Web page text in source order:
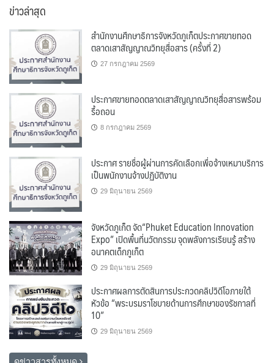
ข่าวล่าสุด
สำนักงานศึกษาธิการจังหวัดภูเก็ตประกาศขายทอด
ตลาดเสาสัญญาณวิทยุสื่อสาร (ครั้งที่ 2)
27 กรกฎาคม 2569
ประกาศขายทอดตลาดเสาสัญญาณวิทยุสื่อสารพร้อม
รื้อถอน
8 กรกฎาคม 2569
ประกาศ รายชื่อผู้ผ่านการคัดเลือกเพื่อจ้างเหมาบริการ
เป็นพนักงานจ้างปฏิบัติงาน
29 มิถุนายน 2569
จังหวัดภูเก็ต จัด“Phuket Education Innovation
Expo” เปิดพื้นที่นวัตกรรม จุดพลังการเรียนรู้ สร้าง
อนาคตเด็กภูเก็ต
29 มิถุนายน 2569
ประกาศผลการตัดสินการประกวดคลิปวิดีโอภายใต้
หัวข้อ “พระบรมราโชบายด้านการศึกษาของรัชกาลที่
10”
29 มิถุนายน 2569